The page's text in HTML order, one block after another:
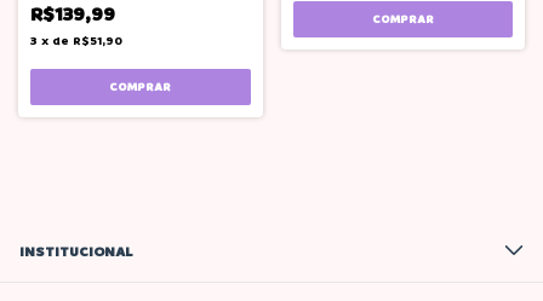
R$139,99
3 x de R$51,90
COMPRAR
COMPRAR
INSTITUCIONAL